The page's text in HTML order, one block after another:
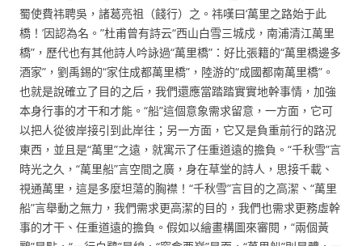
蜀使費祎聘吳，諸葛亮祖（餞行）之。祎嘆曰‘萬里之路始于此
橋！’因認為名。”杜甫曾有詩云“西山白雪三城戍，南浦清江萬里
橋”，歷代也有其他詩人吟詠過“萬里橋”：好比張籍的“萬里橋邊多
酒家”，劉禹錫的“家住成都萬里橋”，陸游的“成國都南萬里橋”。
也就是說確立了目的之后，我們還應當踏踏實實地幹事情，加強
本身行事的才干和才能。“船”這個意象需求留意，一方面，它可
以把人從彼岸接引到此岸往；另一方面，它又是負重前行的路況
東西，並且是“萬里”之遠，就寓示了任重道遠的擔負。“千秋雪”言
時光之久，“萬里船”言空間之廣，身在草堂的詩人，思接千載、
視通萬里，這是多麼坦蕩的胸襟！“千秋雪”言目的之高潔、“萬里
船”言舉動之無力，我們需求更高潔的目的，我們也需求更務虛幹
事的才干、任重道遠的擔負。假如以繪畫構圖來審閱，“兩個黃